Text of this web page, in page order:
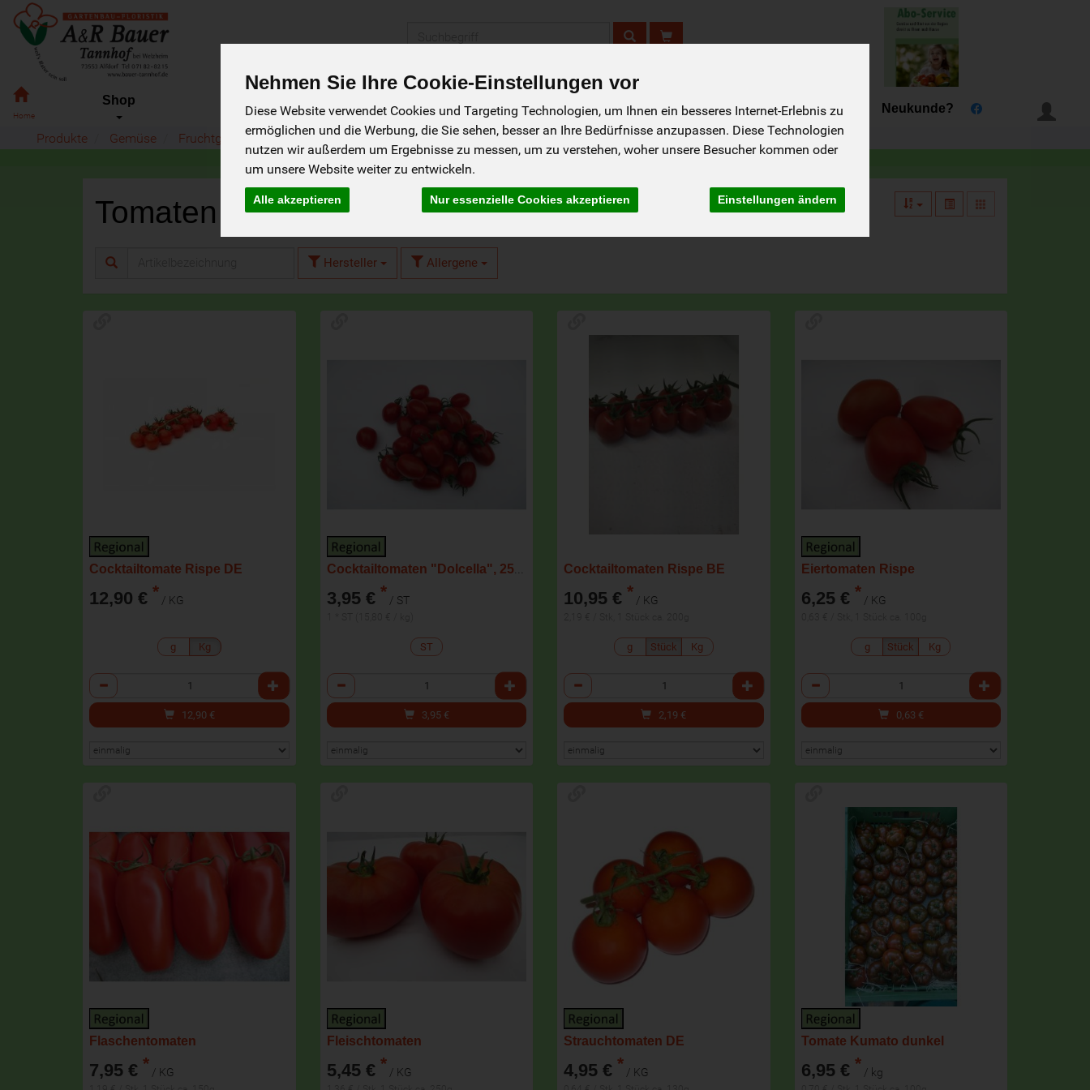
Nehmen Sie Ihre Cookie-Einstellungen vor
Diese Website verwendet Cookies und Targeting Technologien, um Ihnen ein besseres Internet-Erlebnis zu
ermöglichen und die Werbung, die Sie sehen, besser an Ihre Bedürfnisse anzupassen. Diese Technologien
nutzen wir außerdem um Ergebnisse zu messen, um zu verstehen, woher unsere Besucher kommen oder
um unsere Website weiter zu entwickeln.
Alle akzeptieren Nur essenzielle Cookies akzeptieren Einstellungen ändern
Bauer
Tannhof
Shop
Service
Liefergebiet
Collect
Tannhof Rezepte
Neukunde?
Produkte
Gemüse Fruchtgemüse Tomaten
Tomaten 8 von 236
Hersteller Allergene
Cocktailtomate Rispe DE
12,90 € * / KG
g Kg
Anzahl
12,90 €
3,95 € * / ST
ST
Anzahl
3,95 €
Cocktailtomaten Rispe BE
10,95 € * / KG
g Stück Kg
Anzahl
2,19 €
Eiertomaten Rispe
6,25 € * / KG
g Stück Kg
Anzahl
0,63 €
Flaschentomaten
7,95 € * / KG
Fleischtomaten
5,45 € * / KG
Strauchtomaten DE
4,95 € * / KG
Tomate Kumato dunkel
6,95 € * / kg